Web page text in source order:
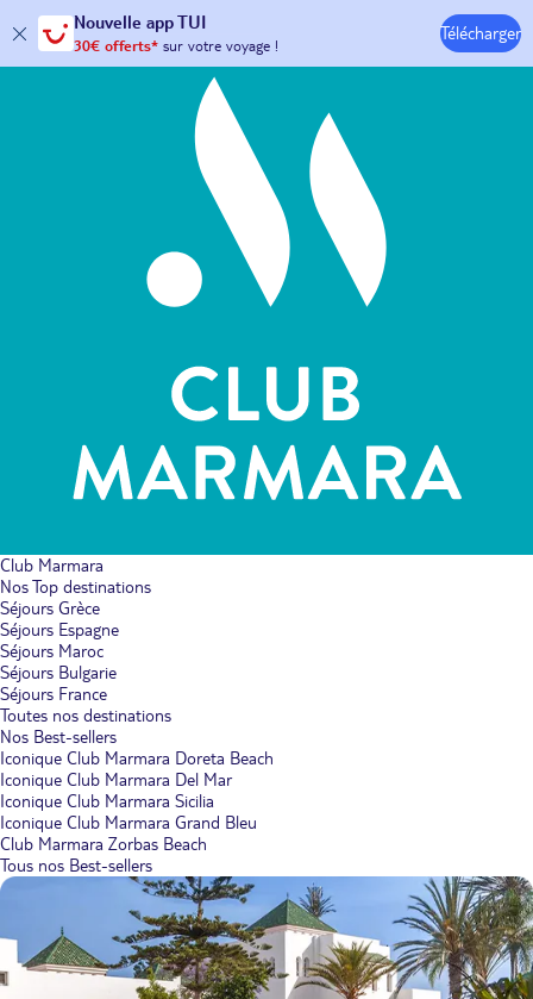
Nouvelle app TUI
30€ offerts*sur votre voyage !
avec le code :HAPPYAPP
Télécharger
Hôtels & Clubs
Club Marmara
Nos Top destinations
Séjours Grèce
Séjours Espagne
Séjours Maroc
Séjours Bulgarie
Séjours France
Toutes nos destinations
Nos Best-sellers
Iconique Club Marmara Doreta Beach
Iconique Club Marmara Del Mar
Iconique Club Marmara Sicilia
Iconique Club Marmara Grand Bleu
Club Marmara Zorbas Beach
Tous nos Best-sellers